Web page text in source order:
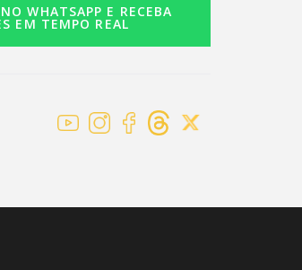
WHATSAPP E RECEBA
EM TEMPO REAL